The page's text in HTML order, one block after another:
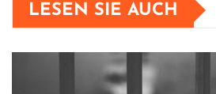
LESEN SIE AUCH